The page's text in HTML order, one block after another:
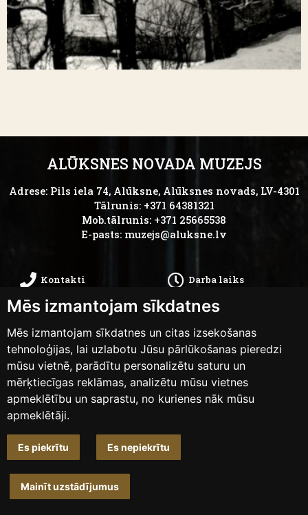
Mēs izmantojam sīkdatnes
Mēs izmantojam sīkdatnes un citas izsekošanas
tehnoloģijas, lai uzlabotu Jūsu pārlūkošanas pieredzi
mūsu vietnē, parādītu personalizētu saturu un
mērķtiecīgas reklāmas, analizētu mūsu vietnes
apmeklētību un saprastu, no kurienes nāk mūsu
apmeklētāji.
Es piekrītu Es nepiekrītu
Mainīt uzstādījumus
ALŪKSNES NOVADA MUZEJS
Adrese: Pils iela 74, Alūksne, Alūksnes novads, LV-4301
Tālrunis: +371 64381321
Mob.tālrunis: +371 25665538
E-pasts: muzejs@aluksne.lv
Kontakti Darba laiks
Kā nokļūt Privātums
Piekļūstamības
paziņojums
Anketas
Dizains un izstrāde